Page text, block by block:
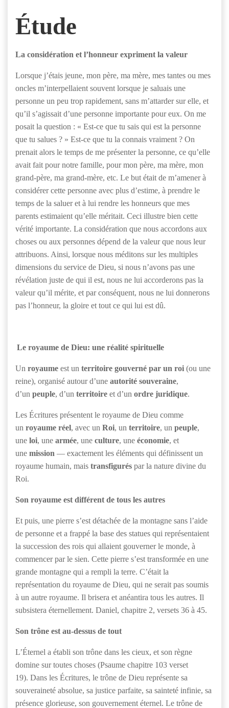
Étude
La considération et l’honneur expriment la valeur
Lorsque j’étais jeune, mon père, ma mère, mes tantes ou mes
oncles m’interpellaient souvent lorsque je saluais une
personne un peu trop rapidement, sans m’attarder sur elle, et
qu’il s’agissait d’une personne importante pour eux. On me
posait la question : « Est-ce que tu sais qui est la personne
que tu salues ? » Est-ce que tu la connais vraiment ? On
prenait alors le temps de me présenter la personne, ce qu’elle
avait fait pour notre famille, pour mon père, ma mère, mon
grand-père, ma grand-mère, etc. Le but était de m’amener à
considérer cette personne avec plus d’estime, à prendre le
temps de la saluer et à lui rendre les honneurs que mes
parents estimaient qu’elle méritait. Ceci illustre bien cette
vérité importante. La considération que nous accordons aux
choses ou aux personnes dépend de la valeur que nous leur
attribuons. Ainsi, lorsque nous méditons sur les multiples
dimensions du service de Dieu, si nous n’avons pas une
révélation juste de qui il est, nous ne lui accorderons pas la
valeur qu’il mérite, et par conséquent, nous ne lui donnerons
pas l’honneur, la gloire et tout ce qui lui est dû.
Le royaume de Dieu: une réalité spirituelle
Un royaume est un territoire gouverné par un roi (ou une
reine), organisé autour d’une autorité souveraine,
d’un peuple, d’un territoire et d’un ordre juridique.
Les Écritures présentent le royaume de Dieu comme
un royaume réel, avec un Roi, un territoire, un peuple,
une loi, une armée, une culture, une économie, et
une mission — exactement les éléments qui définissent un
royaume humain, mais transfigurés par la nature divine du
Roi.
Son royaume est différent de tous les autres
Et puis, une pierre s’est détachée de la montagne sans l’aide
de personne et a frappé la base des statues qui représentaient
la succession des rois qui allaient gouverner le monde, à
commencer par le sien. Cette pierre s’est transformée en une
grande montagne qui a rempli la terre. C’était la
représentation du royaume de Dieu, qui ne serait pas soumis
à un autre royaume. Il brisera et anéantira tous les autres. Il
subsistera éternellement. Daniel, chapitre 2, versets 36 à 45.
Son trône est au-dessus de tout
L’Éternel a établi son trône dans les cieux, et son règne
domine sur toutes choses (Psaume chapitre 103 verset
19). Dans les Écritures, le trône de Dieu représente sa
souveraineté absolue, sa justice parfaite, sa sainteté infinie, sa
présence glorieuse, son gouvernement éternel. Le trône de